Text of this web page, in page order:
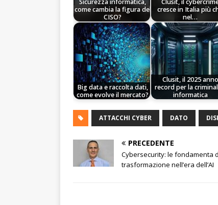
come cambia la figura del
CISO?
cresce in Italia più
nel…
Big data e raccolta dati,
come evolve il mercato?
Clusit, il 2025 anno
record per la
informatica
ATTACCHI CYBER DATO
PRECEDENTE
Cybersecurity: le fondamenta
trasformazione nell’era dell’AI